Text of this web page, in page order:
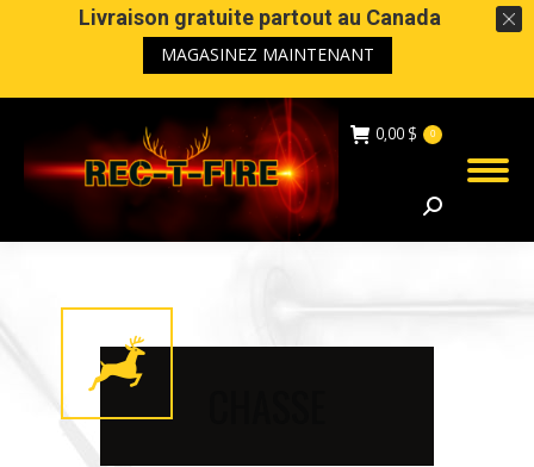
0,00 $ 0
Search:
Livraison gratuite partout au Canada
MAGASINEZ MAINTENANT